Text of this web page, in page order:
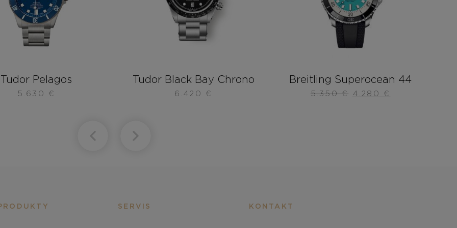
Tudor Pelagos
5.630 €
Tudor Black Bay Chrono
6.420 €
Breitling Superocean 44
5.350€ 4.280 €
SERVIS KONTAKT